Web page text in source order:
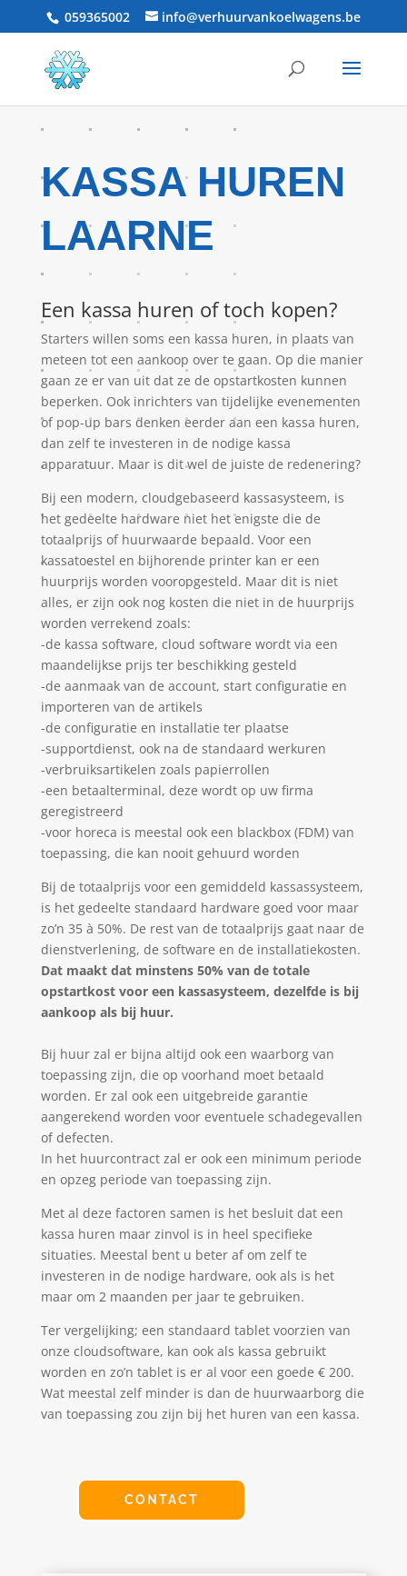
059365002 info@verhuurvankoelwagens.be
KASSA HUREN
LAARNE
Een kassa huren of toch kopen?
Starters willen soms een kassa huren, in plaats van
meteen tot een aankoop over te gaan. Op die manier
gaan ze er van uit dat ze de opstartkosten kunnen
beperken. Ook inrichters van tijdelijke evenementen
of pop-up bars denken eerder aan een kassa huren,
dan zelf te investeren in de nodige kassa
apparatuur. Maar is dit wel de juiste de redenering?
Bij een modern, cloudgebaseerd kassasysteem, is
het gedeelte hardware niet het enigste die de
totaalprijs of huurwaarde bepaald. Voor een
kassatoestel en bijhorende printer kan er een
huurprijs worden vooropgesteld. Maar dit is niet
alles, er zijn ook nog kosten die niet in de huurprijs
worden verrekend zoals:
-de kassa software, cloud software wordt via een
maandelijkse prijs ter beschikking gesteld
-de aanmaak van de account, start configuratie en
importeren van de artikels
-de configuratie en installatie ter plaatse
-supportdienst, ook na de standaard werkuren
-verbruiksartikelen zoals papierrollen
-een betaalterminal, deze wordt op uw firma
geregistreerd
-voor horeca is meestal ook een blackbox (FDM) van
toepassing, die kan nooit gehuurd worden
Bij de totaalprijs voor een gemiddeld kassassysteem,
is het gedeelte standaard hardware goed voor maar
zo’n 35 à 50%. De rest van de totaalprijs gaat naar de
dienstverlening, de software en de installatiekosten.
Dat maakt dat minstens 50% van de totale
opstartkost voor een kassasysteem, dezelfde is bij
aankoop als bij huur.
Bij huur zal er bijna altijd ook een waarborg van
toepassing zijn, die op voorhand moet betaald
worden. Er zal ook een uitgebreide garantie
aangerekend worden voor eventuele schadegevallen
of defecten.
In het huurcontract zal er ook een minimum periode
en opzeg periode van toepassing zijn.
Met al deze factoren samen is het besluit dat een
kassa huren maar zinvol is in heel specifieke
situaties. Meestal bent u beter af om zelf te
investeren in de nodige hardware, ook als is het
maar om 2 maanden per jaar te gebruiken.
Ter vergelijking; een standaard tablet voorzien van
onze cloudsoftware, kan ook als kassa gebruikt
worden en zo’n tablet is er al voor een goede € 200.
Wat meestal zelf minder is dan de huurwaarborg die
van toepassing zou zijn bij het huren van een kassa.
CONTACT